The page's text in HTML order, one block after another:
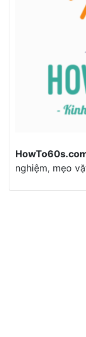
nghiệm, mẹo